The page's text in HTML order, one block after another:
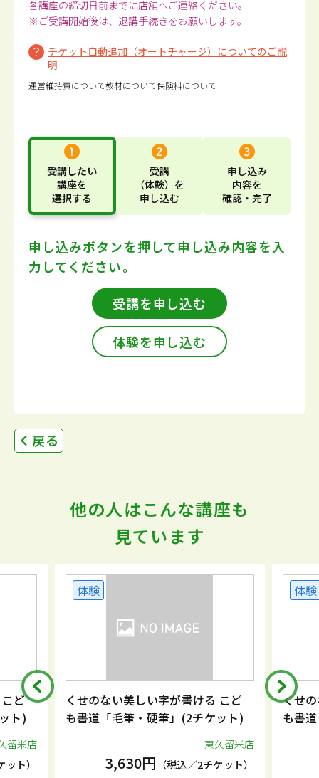
各講座の締切日前までに店舗へご連絡ください。
※ご受講開始後は、退講手続きをお願いします。
チケット自動追加（オートチャージ）についてのご説
明
運営維持費について教材について保険料について
受講したい
講座を
選択する
受講
（体験） を
申し込む
申し込み
内容を
確認・完了
申し込みボタンを押して申し込み内容を入
力してください。
受講を申し込む
体験を申し込む
戻る
他の人はこんな講座も
見ています
ど
ト)
留米店
ト）
体験
くせのない美しい字が書ける こど
も書道「毛筆・硬筆」(2チケット)
東久留米店
3,630円 （税込／2チケット）
体験
くせ
も書